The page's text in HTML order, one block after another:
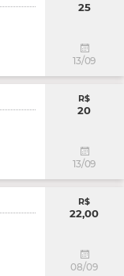
25
13/09
R$
20
13/09
R$
22,00
08/09